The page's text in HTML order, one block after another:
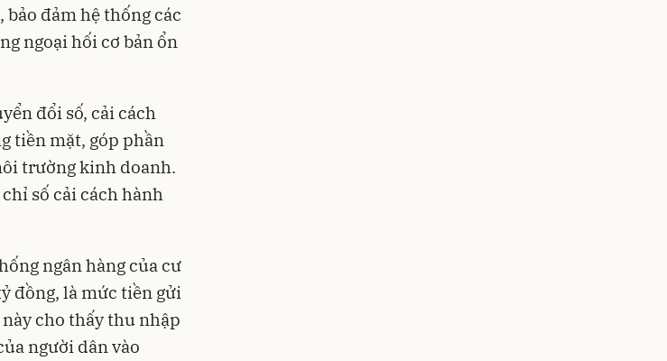
đảm hệ thống các
ngoại hối cơ bản ổn
đổi số, cải cách
tiền mặt, góp phần
trường kinh doanh.
số cải cách hành
ngân hàng của cư
đồng, là mức tiền gửi
cho thấy thu nhập
người dân vào